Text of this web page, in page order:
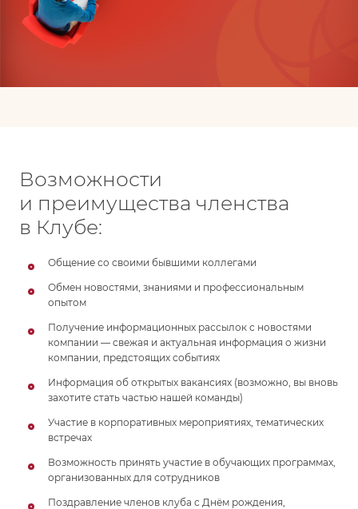
Возможности
и преимущества членства
в Клубе:
Общение со своими бывшими коллегами
Обмен новостями, знаниями и профессиональным
опытом
Получение информационных рассылок с новостями
компании — свежая и актуальная информация о жизни
компании, предстоящих событиях
Информация об открытых вакансиях (возможно, вы вновь
захотите стать частью нашей команды)
Участие в корпоративных мероприятиях, тематических
встречах
Возможность принять участие в обучающих программах,
организованных для сотрудников
Поздравление членов клуба с Днём рождения,